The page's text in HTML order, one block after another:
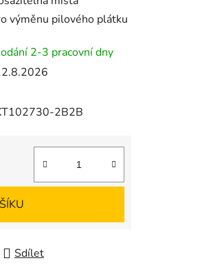
výměnu pilového plátku
2-3 pracovní dny
2B2B
Sdílet